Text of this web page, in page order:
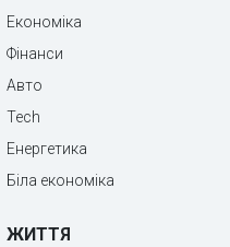
Економіка
Фінанси
Авто
Tech
Енергетика
Біла економіка
ЖИТТЯ